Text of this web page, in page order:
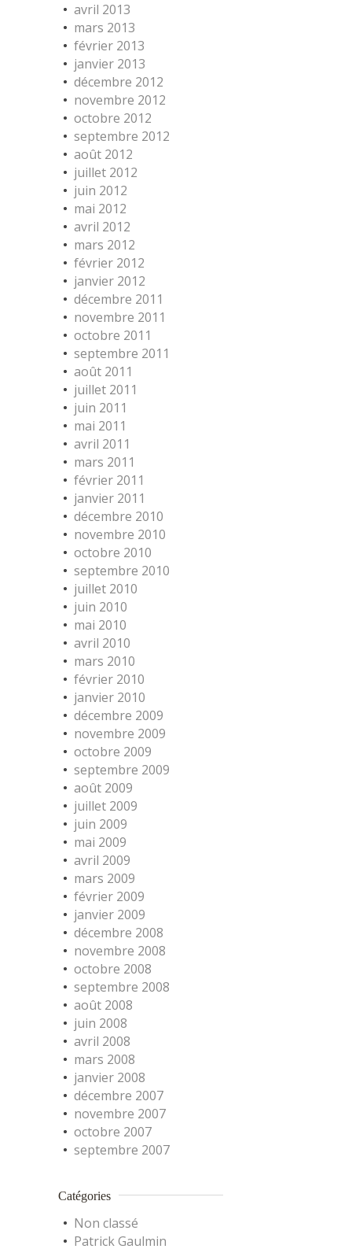
avril 2013
mars 2013
février 2013
janvier 2013
décembre 2012
novembre 2012
octobre 2012
septembre 2012
août 2012
juillet 2012
juin 2012
mai 2012
avril 2012
mars 2012
février 2012
janvier 2012
décembre 2011
novembre 2011
octobre 2011
septembre 2011
août 2011
juillet 2011
juin 2011
mai 2011
avril 2011
mars 2011
février 2011
janvier 2011
décembre 2010
novembre 2010
octobre 2010
septembre 2010
juillet 2010
juin 2010
mai 2010
avril 2010
mars 2010
février 2010
janvier 2010
décembre 2009
novembre 2009
octobre 2009
septembre 2009
août 2009
juillet 2009
juin 2009
mai 2009
avril 2009
mars 2009
février 2009
janvier 2009
décembre 2008
novembre 2008
octobre 2008
septembre 2008
août 2008
juin 2008
avril 2008
mars 2008
janvier 2008
décembre 2007
novembre 2007
octobre 2007
septembre 2007
Catégories
Non classé
Patrick Gaulmin